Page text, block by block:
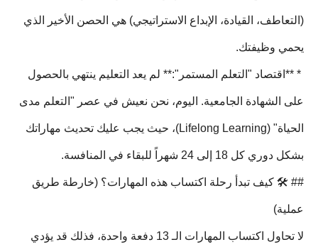
(التعاطف، القيادة، الإبداع الاستراتيجي) هي الحصن الأخير الذي
يحمي وظيفتك.
* **اقتصاد "التعلم المستمر":** لم يعد التعليم ينتهي بالحصول
على الشهادة الجامعية. اليوم، نحن نعيش في عصر "التعلم مدى
الحياة" (Lifelong Learning)، حيث يجب عليك تحديث مهاراتك
بشكل دوري كل 18 إلى 24 شهراً للبقاء في المنافسة.
## 🛠️ كيف تبدأ رحلة اكتساب هذه المهارات؟ (خارطة طريق
عملية)
لا تحاول اكتساب المهارات الـ 13 دفعة واحدة، فذلك قد يؤدي